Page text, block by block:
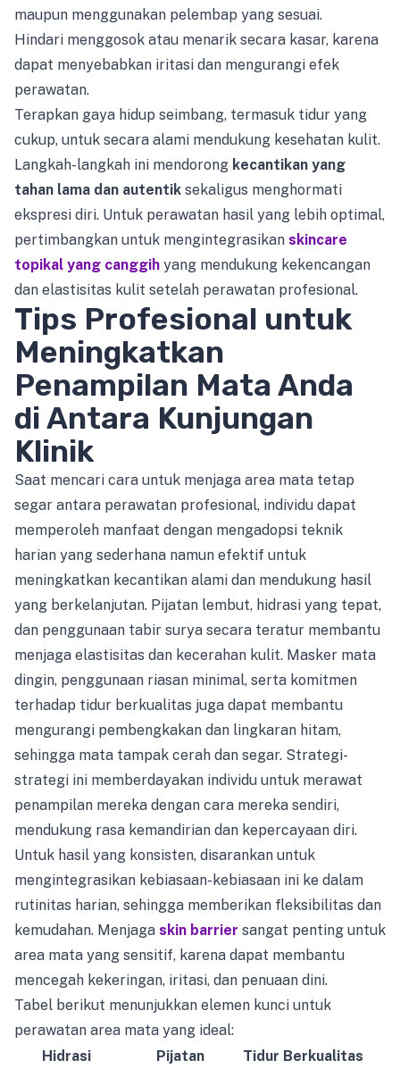
maupun menggunakan pelembap yang sesuai.
Hindari menggosok atau menarik secara kasar, karena
dapat menyebabkan iritasi dan mengurangi efek
perawatan.
Terapkan gaya hidup seimbang, termasuk tidur yang
cukup, untuk secara alami mendukung kesehatan kulit.
Langkah-langkah ini mendorong kecantikan yang
tahan lama dan autentik sekaligus menghormati
ekspresi diri. Untuk perawatan hasil yang lebih optimal,
pertimbangkan untuk mengintegrasikan skincare
topikal yang canggih yang mendukung kekencangan
dan elastisitas kulit setelah perawatan profesional.
Tips Profesional untuk
Meningkatkan
Penampilan Mata Anda
di Antara Kunjungan
Klinik
Saat mencari cara untuk menjaga area mata tetap
segar antara perawatan profesional, individu dapat
memperoleh manfaat dengan mengadopsi teknik
harian yang sederhana namun efektif untuk
meningkatkan kecantikan alami dan mendukung hasil
yang berkelanjutan. Pijatan lembut, hidrasi yang tepat,
dan penggunaan tabir surya secara teratur membantu
menjaga elastisitas dan kecerahan kulit. Masker mata
dingin, penggunaan riasan minimal, serta komitmen
terhadap tidur berkualitas juga dapat membantu
mengurangi pembengkakan dan lingkaran hitam,
sehingga mata tampak cerah dan segar. Strategi-
strategi ini memberdayakan individu untuk merawat
penampilan mereka dengan cara mereka sendiri,
mendukung rasa kemandirian dan kepercayaan diri.
Untuk hasil yang konsisten, disarankan untuk
mengintegrasikan kebiasaan-kebiasaan ini ke dalam
rutinitas harian, sehingga memberikan fleksibilitas dan
kemudahan. Menjaga skin barrier sangat penting untuk
area mata yang sensitif, karena dapat membantu
mencegah kekeringan, iritasi, dan penuaan dini.
Tabel berikut menunjukkan elemen kunci untuk
perawatan area mata yang ideal:
Hidrasi
Pijatan
Tidur Berkualitas